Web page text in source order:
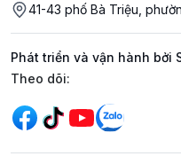
41-43 phố Bà Triệu,
Phát triển và vận hành bởi
Mạng xã hội
Theo dõi: